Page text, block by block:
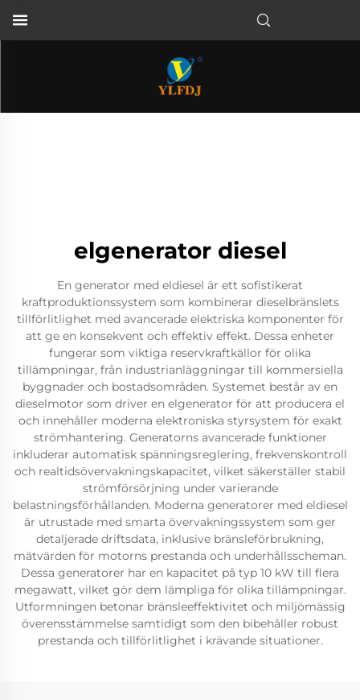
elgenerator diesel
En generator med eldiesel är ett sofistikerat
kraftproduktionssystem som kombinerar dieselbränslets
tillförlitlighet med avancerade elektriska komponenter för
att ge en konsekvent och effektiv effekt. Dessa enheter
fungerar som viktiga reservkraftkällor för olika
tillämpningar, från industrianläggningar till kommersiella
byggnader och bostadsområden. Systemet består av en
dieselmotor som driver en elgenerator för att producera el
och innehåller moderna elektroniska styrsystem för exakt
strömhantering. Generatorns avancerade funktioner
inkluderar automatisk spänningsreglering, frekvenskontroll
och realtidsövervakningskapacitet, vilket säkerställer stabil
strömförsörjning under varierande
belastningsförhållanden. Moderna generatorer med eldiesel
är utrustade med smarta övervakningssystem som ger
detaljerade driftsdata, inklusive bränsleförbrukning,
mätvärden för motorns prestanda och underhållsscheman.
Dessa generatorer har en kapacitet på typ 10 kW till flera
megawatt, vilket gör dem lämpliga för olika tillämpningar.
Utformningen betonar bränsleeffektivitet och miljömässig
överensstämmelse samtidigt som den bibehåller robust
prestanda och tillförlitlighet i krävande situationer.